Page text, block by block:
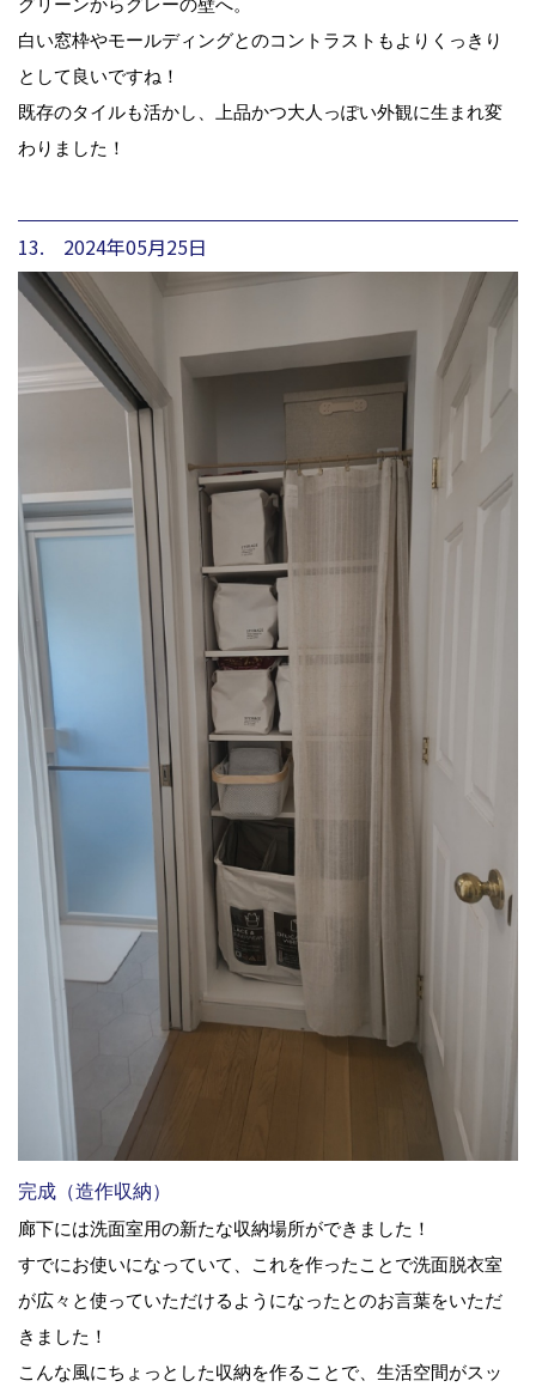
白い窓枠やモールディングとのコントラストもよりくっきり
として良いですね！
既存のタイルも活かし、上品かつ大人っぽい外観に生まれ変
わりました！
13. 2024年05月25日
完成（造作収納）
廊下には洗面室用の新たな収納場所ができました！
すでにお使いになっていて、これを作ったことで洗面脱衣室
が広々と使っていただけるようになったとのお言葉をいただ
きました！
こんな風にちょっとした収納を作ることで、生活空間がスッ